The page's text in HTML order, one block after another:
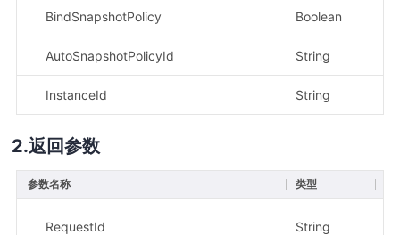
BindSnapshotPolicy Boolean
AutoSnapshotPolicyId String
InstanceId String
返回参数
参数名称 类型
RequestId String